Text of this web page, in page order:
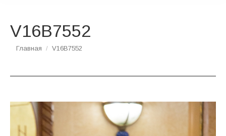
V16B7552
Вы здесь:
Главная V16B7552